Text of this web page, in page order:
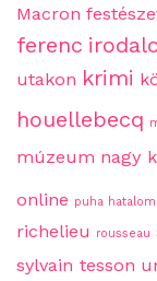
Macron
ferenc
utakon krimi
houellebecq
múzeum nagy
online puha hatalom
richelieu
rousseau
sylvain tesson